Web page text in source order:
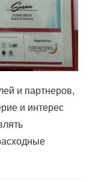
и партнеров,
и интерес